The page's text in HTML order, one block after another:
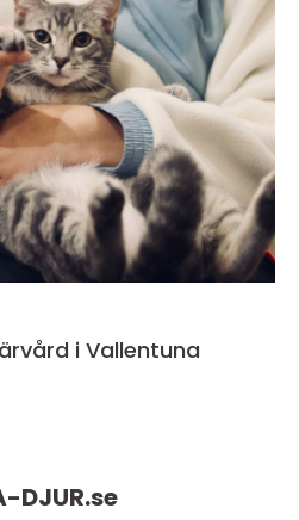
i Vallentuna
DJUR.se